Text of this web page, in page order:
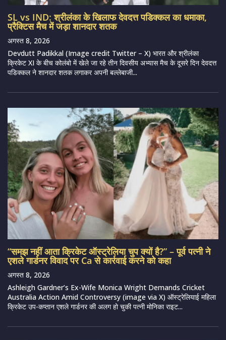
SL vs IND: श्रीलंका के खिलाफ देवदत्त पडिक्कल का धमाका,
प्रैक्टिस मैच में जड़ा शानदार शतक
अगस्त 8, 2026
Devdutt Padikkal (Image credit Twitter – X) भारत और श्रीलंका
क्रिकेट XI के बीच कोलंबो में खेले जा रहे तीन दिवसीय अभ्यास मैच के दूसरे दिन देवदत्त
पडिक्कल ने शानदार शतक लगाकर अपनी बल्लेबाजी...
“समझ नहीं आता क्रिकेट ऑस्ट्रेलिया चुप क्यों है?” – पूर्व पत्नी ने
एशले गार्डनर विवाद पर Ca से कार्रवाई करने को कहा
अगस्त 8, 2026
Ashleigh Gardner’s Ex-Wife Monica Wright Demands Cricket
Australia Action Amid Controversy (image via X) ऑस्ट्रेलियाई महिला
क्रिकेट उप-कप्तान एशले गार्डनर की अलग हो चुकी पत्नी मोनिका राइट...